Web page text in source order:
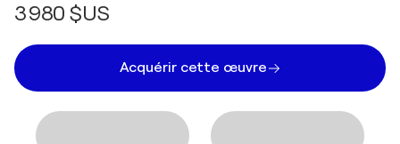
3 980 $US
Acquérir cette œuvre